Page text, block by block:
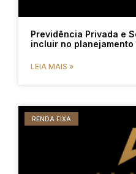
Previdência Privada e
incluir no
LEIA MAIS »
RENDA FIXA